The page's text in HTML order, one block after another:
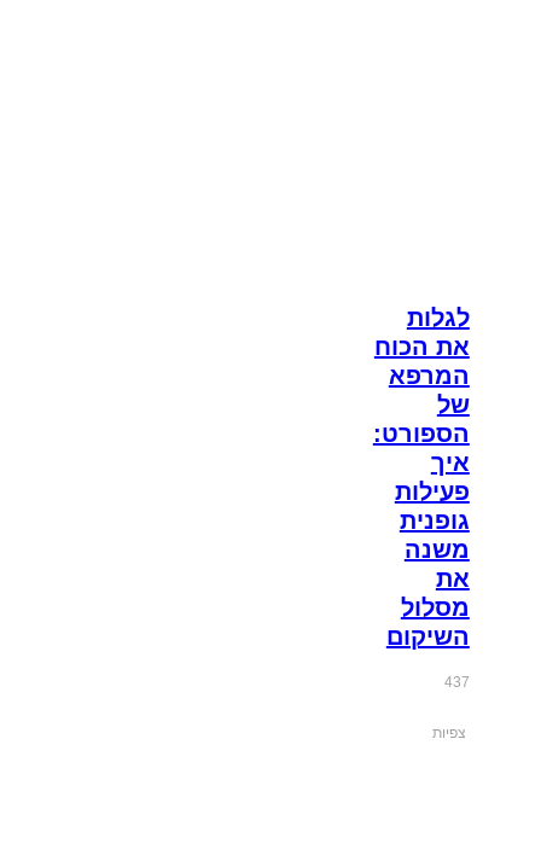
לגלות
את הכוח
המרפא
של
הספורט:
איך
פעילות
גופנית
משנה
את
מסלול
השיקום
437
צפיות